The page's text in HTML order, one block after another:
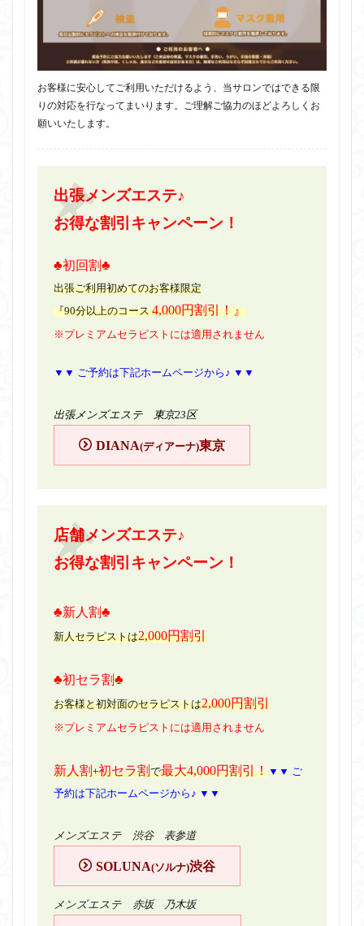
お客様に安心してご利用いただけるよう、当サロンではできる限
りの対応を行なってまいります。ご理解ご協力のほどよろしくお
願いいたします。
出張メンズエステ♪
お得な割引キャンペーン！
♣初回割♣
出張ご利用初めてのお客様限定
『90分以上のコース4,000円割引！』
※プレミアムセラピストには適用されません
▼▼ ご予約は下記ホームページから♪ ▼▼
出張メンズエステ 東京23区
DIANA(ディアーナ)東京
店舗メンズエステ♪
お得な割引キャンペーン！
♣新人割♣
新人セラピストは2,000円割引
♣初セラ割♣
お客様と初対面のセラピストは2,000円割引
※プレミアムセラピストには適用されません
新人割+初セラ割で最大4,000円割引！▼▼ ご
予約は下記ホームページから♪ ▼▼
メンズエステ 渋谷 表参道
SOLUNA(ソルナ)渋谷
メンズエステ 赤坂 乃木坂